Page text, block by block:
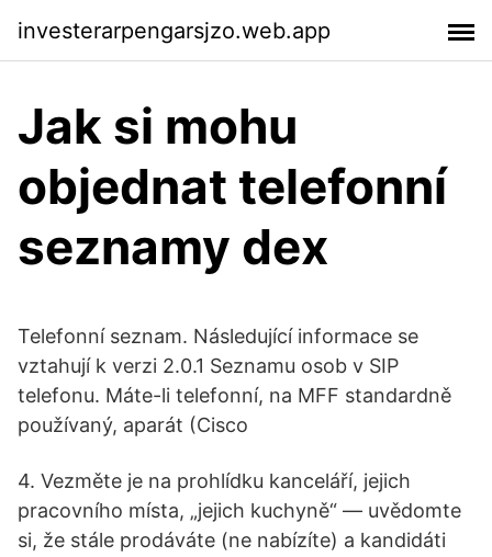
investerarpengarsjzo.web.app
Jak si mohu
objednat telefonní
seznamy dex
Telefonní seznam. Následující informace se
vztahují k verzi 2.0.1 Seznamu osob v SIP
telefonu. Máte-li telefonní, na MFF standardně
používaný, aparát (Cisco
4. Vezměte je na prohlídku kanceláří, jejich
pracovního místa, „jejich kuchyně“ — uvědomte
si, že stále prodáváte (ne nabízíte) a kandidáti